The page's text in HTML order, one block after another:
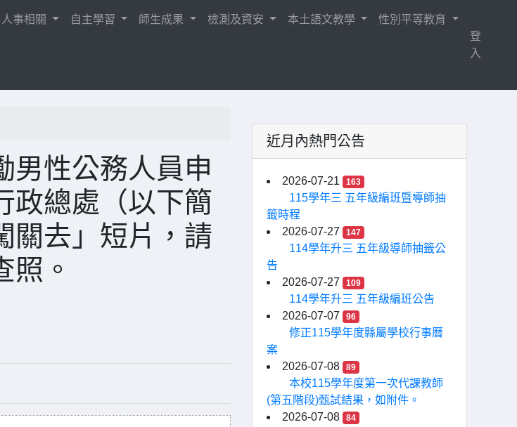
人事相關 自主學習 師生成果 檢測及資安 本土語文教學
性別平等教育
登
入
男性公務人員申
政總處（以下簡
關去」短片，請
照。
近月內熱門公告
2026-07-21 163
115學年三 五年級編班暨導師抽
籤時程
2026-07-27
147
114學年升三 五年級導師抽籤公
告
2026-07-27
109
114學年升三 五年級編班公告
2026-07-07
96
修正115學年度縣屬學校行事曆
案
2026-07-08
89
本校115學年度第一次代課教師
(第五階段)甄試結果，如附件。
2026-07-08
84